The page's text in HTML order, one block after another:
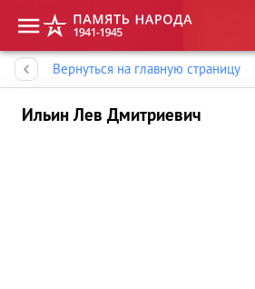
Вернуться на главную страницу
Ильин Лев Дмитриевич
Память народа